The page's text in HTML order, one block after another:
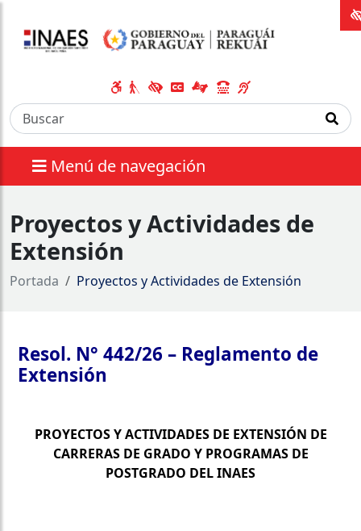
Menú de navegación
Proyectos y Actividades de
Extensión
Portada Proyectos y Actividades de Extensión
Resol. N° 442/26 – Reglamento de
Extensión
PROYECTOS Y ACTIVIDADES DE EXTENSIÓN DE
CARRERAS DE GRADO Y PROGRAMAS DE
POSTGRADO DEL INAES